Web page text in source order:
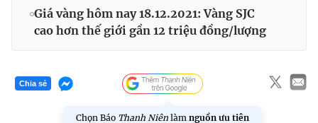
Giá vàng hôm nay 18.12.2021: Vàng SJC
cao hơn thế giới gần 12 triệu đồng/lượng
Chia sẻ
Chọn Báo Thanh Niên làm nguồn ưu tiên